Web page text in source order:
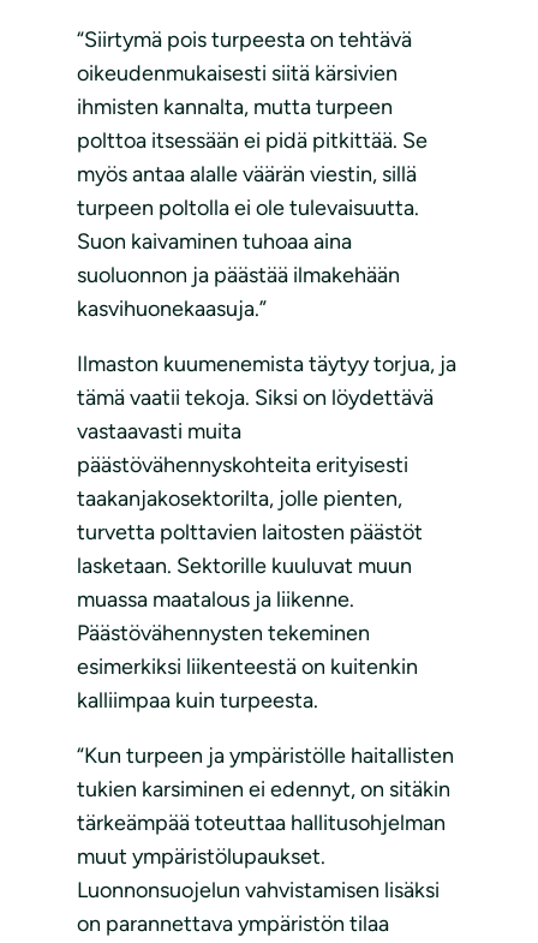
“Siirtymä pois turpeesta on tehtävä
oikeudenmukaisesti siitä kärsivien
ihmisten kannalta, mutta turpeen
polttoa itsessään ei pidä pitkittää. Se
myös antaa alalle väärän viestin, sillä
turpeen poltolla ei ole tulevaisuutta.
Suon kaivaminen tuhoaa aina
suoluonnon ja päästää ilmakehään
kasvihuonekaasuja.”
Ilmaston kuumenemista täytyy torjua, ja
tämä vaatii tekoja. Siksi on löydettävä
vastaavasti muita
päästövähennyskohteita erityisesti
taakanjakosektorilta, jolle pienten,
turvetta polttavien laitosten päästöt
lasketaan. Sektorille kuuluvat muun
muassa maatalous ja liikenne.
Päästövähennysten tekeminen
esimerkiksi liikenteestä on kuitenkin
kalliimpaa kuin turpeesta.
“Kun turpeen ja ympäristölle haitallisten
tukien karsiminen ei edennyt, on sitäkin
tärkeämpää toteuttaa hallitusohjelman
muut ympäristölupaukset.
Luonnonsuojelun vahvistamisen lisäksi
on parannettava ympäristön tilaa